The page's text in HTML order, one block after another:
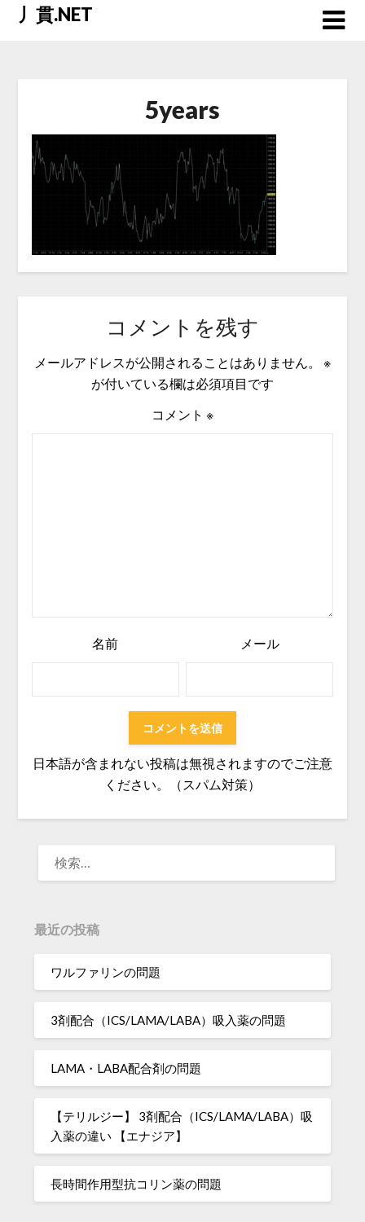
Skip丿貫.NET
5years
コメントを残す
メールアドレスが公開されることはありません。
※
が付いている欄は必須項目です
コメント ※
名前 メール
日本語が含まれない投稿は無視されますのでご注意
ください。（スパム対策）
最近の投稿
ワルファリンの問題
3剤配合（ICS/LAMA/LABA）吸入薬の問題
LAMA・LABA配合剤の問題
【テリルジー】 3剤配合（ICS/LAMA/LABA）吸
入薬の違い 【エナジア】
長時間作用型抗コリン薬の問題